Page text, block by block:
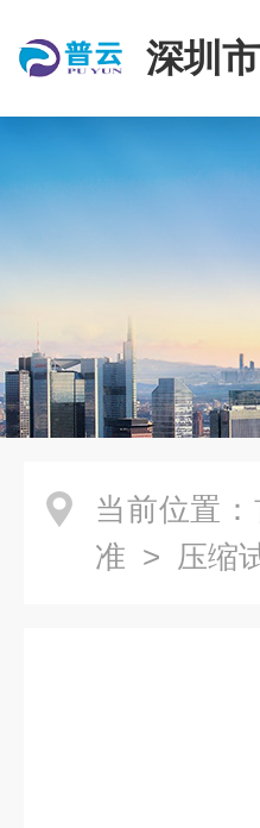
深圳
当前位置：
准 > 压缩